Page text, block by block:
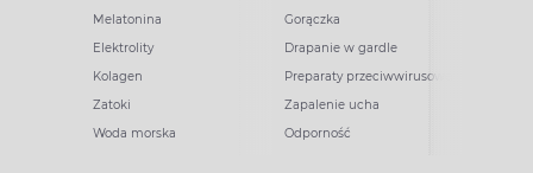
Melatonina
Elektrolity
Kolagen
Zatoki
Woda morska
Gorączka
Drapanie w gardle
Preparaty przeciwwirusowe
Zapalenie ucha
Odporność